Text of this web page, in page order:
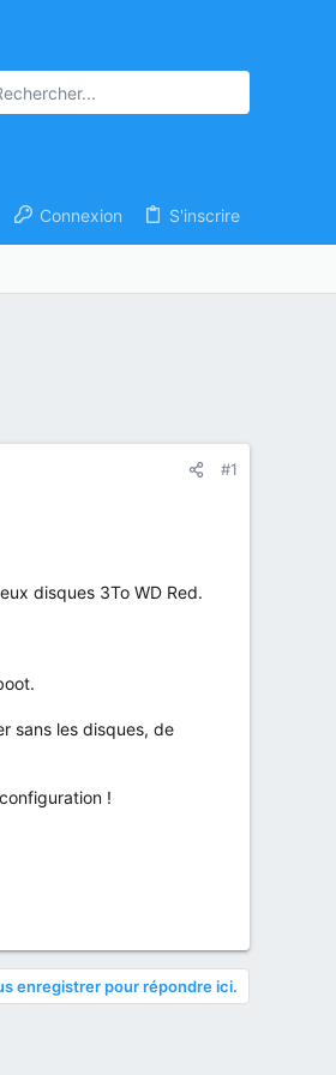
Connexion S'inscrire
#1
disques 3To WD Red.
sans les disques, de
!
enregistrer pour répondre ici.